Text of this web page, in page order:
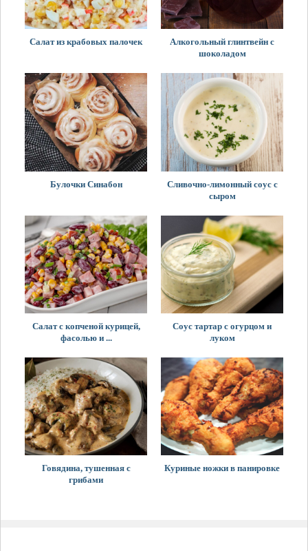
Салат из крабовых палочек
Алкогольный глинтвейн с
шоколадом
Булочки Синабон
Сливочно-лимонный соус с
сыром
Салат с копченой курицей,
фасолью и ...
Соус тартар с огурцом и
луком
Говядина, тушенная с
грибами
Куриные ножки в панировке